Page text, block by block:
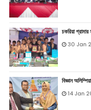
চকরিয়া
30 Jan
বিজ্ঞান
14 Jan